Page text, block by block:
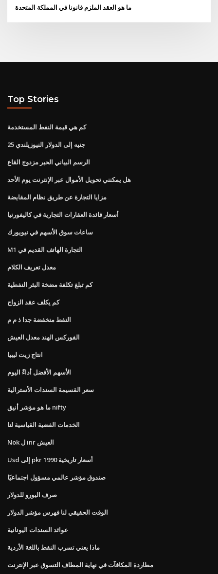
ما هو العقد الملزم قانونا في المملكة المتحدة
Top Stories
كم هي قيمة النفط المستخدمة
25 جنيه إلى الدولار النيوزيلندي
الرسم البياني الحبر مزدوج القاع
هل يمكنني تحويل الأموال عبر الإنترنت يوم الأحد
مزايا التجارة عن طريق نظام المقايضة
أسعار فائدة العقارات التجارية في كاليفورنيا
ساعات سوق الأسهم في نيويورك
M1 التجارة الهاتف القديم في
معدل تعريف الكلام
كم تبلغ تكلفة مضخة البئر النفطية
كم يكلف عقد الزواج
النفط منخفضة جدا ذ م م
الفوركس الهند معدل العيش
انتاج زيت ليبيا
الأسهم الأفضل أداءً اليوم
سعر القسيمة السندات الأسترالية
ما هو مؤشر أنيق nifty
الخدمات الفضية القياسية لنا
Nok ل inr العيش
Usd إلى pkr أسعار تاريخية 1990
صندوق مؤشر عالمي مسؤول اجتماعيًا
صرف اليورو للدولار
الوقت الحقيقي لنا فهرس مؤشر الدولار
عوائد السندات اليونانية
ماذا يعني تسرب النفط باللغة الأردية
مطاردة المكافآت في نهاية المطاف التسوق عبر الإنترنت